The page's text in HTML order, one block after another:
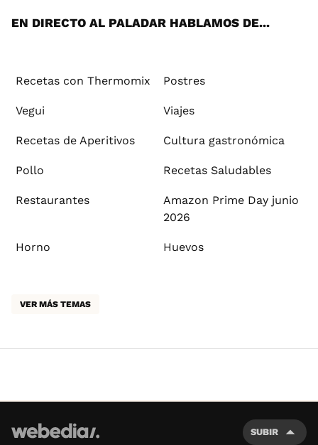
EN DIRECTO AL PALADAR HABLAMOS DE...
Recetas con Thermomix Postres
Vegui Viajes
Recetas de Aperitivos Cultura gastronómica
Pollo Recetas Saludables
Restaurantes
Amazon Prime Day junio
2026
Horno Huevos
VER MÁS TEMAS
SUBIR